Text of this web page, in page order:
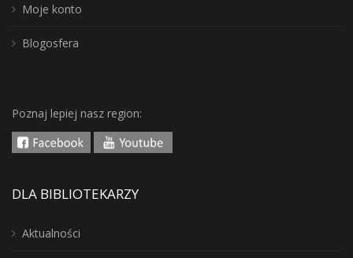
Moje konto
Blogosfera
Poznaj lepiej nasz region:
DLA BIBLIOTEKARZY
Aktualności